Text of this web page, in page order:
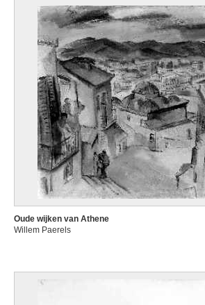
Oude wijken van Athene
Willem Paerels